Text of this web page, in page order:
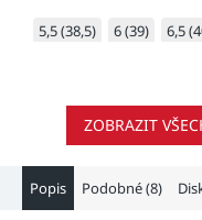
5,5 (38,5) 6 (39) 6,5
ZOBRAZIT
Popis Podobné (8)